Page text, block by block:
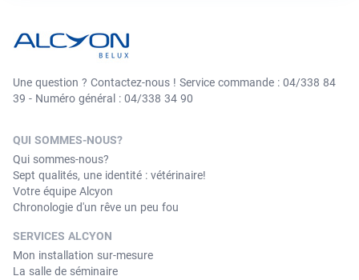
Une question ? Contactez-nous ! Service commande : 04/338 84
39 - Numéro général : 04/338 34 90
QUI SOMMES-NOUS?
Qui sommes-nous?
Sept qualités, une identité : vétérinaire!
Votre équipe Alcyon
Chronologie d'un rêve un peu fou
SERVICES ALCYON
Mon installation sur-mesure
La salle de séminaire